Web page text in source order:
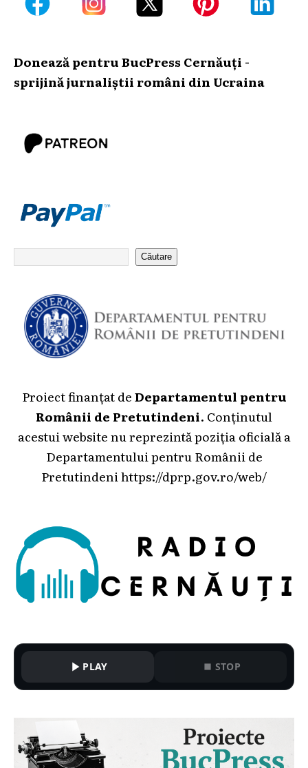
Donează pentru BucPress Cernăuți -
sprijină jurnaliștii români din Ucraina
Căutare
Proiect finanțat deDepartamentul pentru
Românii de Pretutindeni. Conținutul
acestui website nu reprezintă poziția oficială a
Departamentului pentru Românii de
Pretutindeni https://dprp.gov.ro/web/
PLAY STOP